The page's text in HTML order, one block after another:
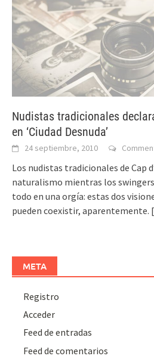
Nudistas tradicionales
en ‘Ciudad Desnuda’
24 septiembre, 2010
Los nudistas tradicionales de Cap
naturalismo mientras los
todo en una orgía: estas dos
pueden coexistir, aparentemente.
META
Registro
Acceder
Feed de entradas
Feed de comentarios